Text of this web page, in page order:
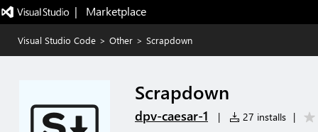
|   Marketplace
Visual Studio Code > Other > Scrapdown
Scrapdown
dpv-caesar-1 | 27 installs |